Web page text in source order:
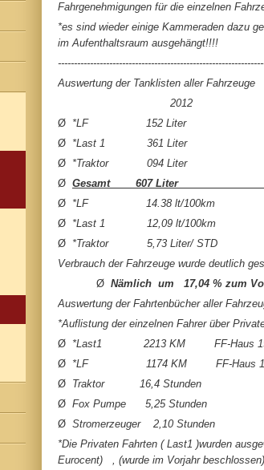
Fahrgenehmigungen für die einzelnen
*es sind wieder einige Kammeraden dazu
im Aufenthaltsraum ausgehängt!!!!
Auswertung der Tanklisten aller Fahrzeuge
2012
Ø *LF 152 Liter
Ø *Last 1 361 Liter
Ø *Traktor 094 Liter
Ø Gesamt 607 Liter
Ø *LF 14.38 lt/100km
Ø *Last 1 12,09 lt/100km
Ø *Traktor 5,73 Liter/
Verbrauch der Fahrzeuge wurde deutlich
Ø Nämlich um 17,04 % zum
Auswertung der Fahrtenbücher aller
*Auflistung der einzelnen Fahrer über
Ø *Last1 2213 KM FF-Haus
Ø *LF 1174 KM FF-Haus
Ø Traktor 16,4 Stunden
Ø Fox Pumpe 5,25 Stunden
Ø Stromerzeuger 2,10 Stunden
*Die Privaten Fahrten ( Last1 )wurden
Eurocent) , (wurde im Vorjahr